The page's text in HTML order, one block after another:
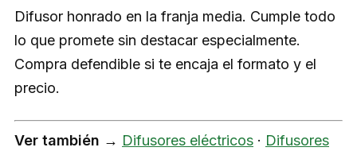
Difusor honrado en la franja media. Cumple todo
lo que promete sin destacar especialmente.
Compra defendible si te encaja el formato y el
precio.
Ver también → Difusores eléctricos · Difusores